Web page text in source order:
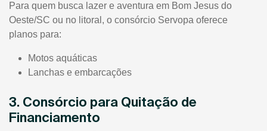
Para quem busca lazer e aventura em Bom Jesus do
Oeste/SC ou no litoral, o consórcio Servopa oferece
planos para:
Motos aquáticas
Lanchas e embarcações
3. Consórcio para Quitação de
Financiamento